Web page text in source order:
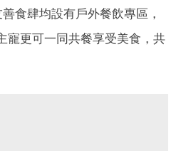
食肆均設有戶外餐飲專區，
寵更可一同共餐享受美食，共